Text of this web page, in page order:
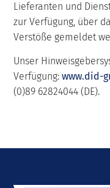
Lieferanten und
zur Verfügung, über
Verstöße gemeldet
Unser
Verfügung:www.did-
(0)89 62824044 (DE).